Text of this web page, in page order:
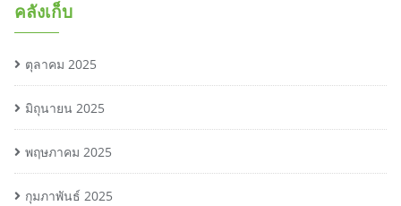
คลังเก็บ
ตุลาคม 2025
มิถุนายน 2025
พฤษภาคม 2025
กุมภาพันธ์ 2025